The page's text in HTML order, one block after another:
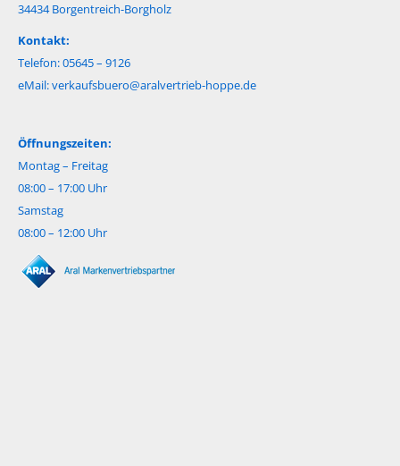
34434 Borgentreich-Borgholz
Kontakt:
Telefon: 05645 – 9126
eMail:verkaufsbuero@aralvertrieb-hoppe.de
Öffnungszeiten:
Montag – Freitag
08:00 – 17:00 Uhr
Samstag
08:00 – 12:00 Uhr